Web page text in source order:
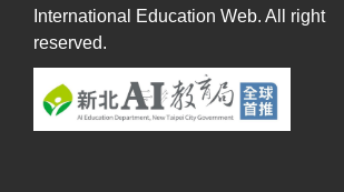
International Education Web. All right
reserved.